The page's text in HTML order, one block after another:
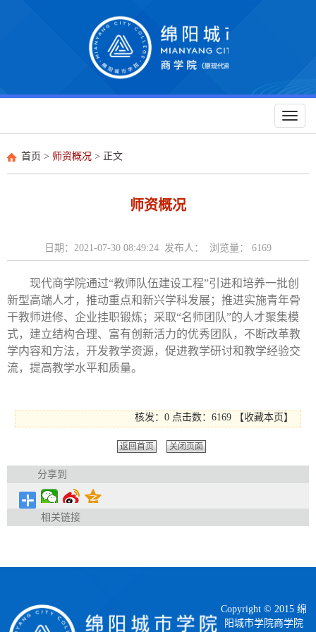
Toggle
首页 > 师资概况 > 正文
师资概况
日期：2021-07-30 08:49:24 发布人： 浏览量： 6169
现代商学院通过“教师队伍建设工程”引进和培养一批创
新型高端人才，推动重点和新兴学科发展；推进实施青年骨
干教师进修、企业挂职锻炼；采取“名师团队”的人才聚集模
式，建立结构合理、富有创新活力的优秀团队，不断改革教
学内容和方法，开发教学资源，促进教学研讨和教学经验交
流，提高教学水平和质量。
核发：0 点击数：6169 【收藏本页 】
返回首页 关闭页面
分享到
相关链接
Copyright © 2015 绵
阳城市学院商学院